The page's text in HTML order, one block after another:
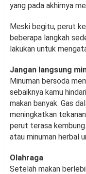
yang pada akhirnya
Meski begitu, perut
beberapa langkah
lakukan untuk
Jangan langsung
Minuman bersoda
sebaiknya kamu
makan banyak. Gas
meningkatkan
perut terasa
atau minuman herbal
Olahraga
Setelah makan